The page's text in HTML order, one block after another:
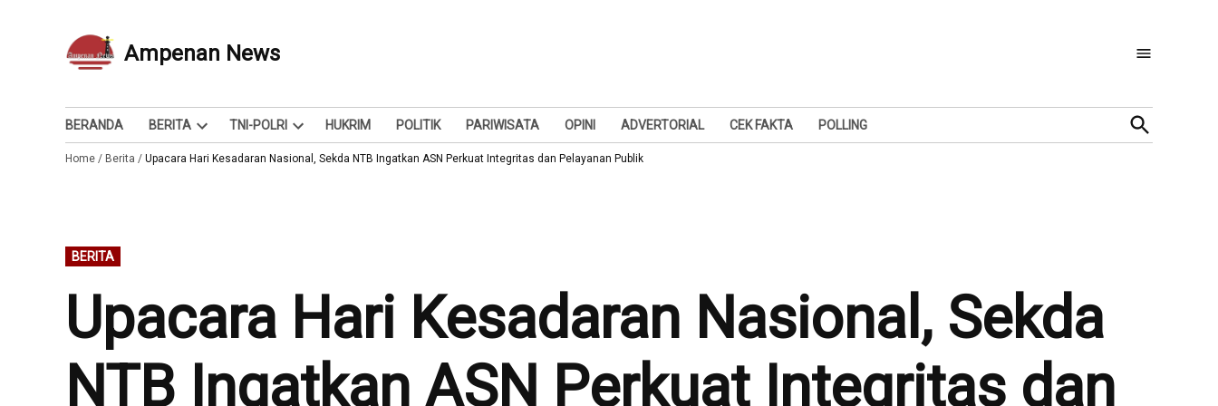
Ampenan News
Berita dan Info
BERANDA BERITA
Open
dropdown
TNI-POLRI
Open
dropdown
HUKRIM POLITIK PARIWISATA OPINI ADVERTORIAL CEK FAKTA POLLING
Open
Search
Home / Berita / Upacara Hari Kesadaran Nasional, Sekda NTB Ingatkan ASN Perkuat Integritas dan Pelayanan Publik
POSTED
IN
BERITA
Upacara Hari Kesadaran Nasional, Sekda
NTB Ingatkan ASN Perkuat Integritas dan